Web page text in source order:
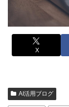
X
AI活用ブログ